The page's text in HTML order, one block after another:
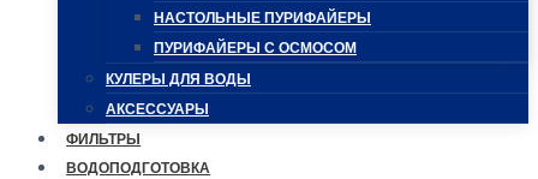
НАСТОЛЬНЫЕ ПУРИФАЙЕРЫ
ПУРИФАЙЕРЫ С ОСМОСОМ
КУЛЕРЫ ДЛЯ ВОДЫ
АКСЕССУАРЫ
ФИЛЬТРЫ
ВОДОПОДГОТОВКА